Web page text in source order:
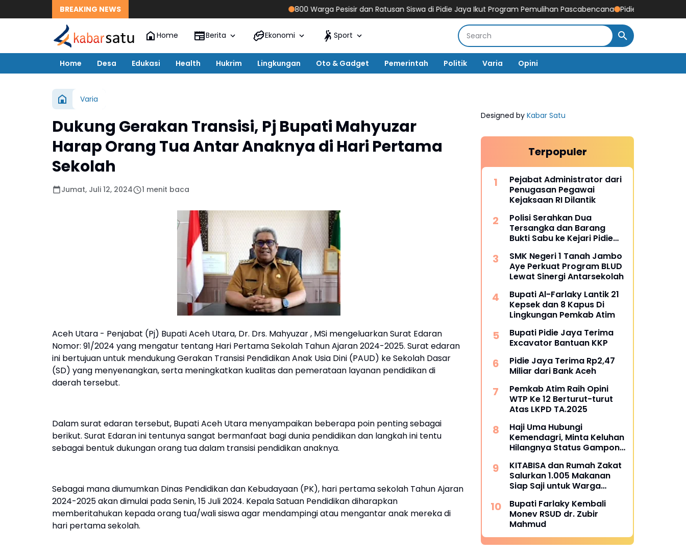
BREAKING NEWS 800 Warga Pesisir dan Ratusan Siswa di Pidie Jaya Ikut Program Pemulihan Pascabencana Pidie Jaya Genjot Sanitasi
Home Berita Ekonomi Sport
Home Desa Edukasi Health Hukrim Lingkungan Oto & Gadget Pemerintah Politik Varia Opini
Varia
Dukung Gerakan Transisi, Pj Bupati Mahyuzar
Harap Orang Tua Antar Anaknya di Hari Pertama
Sekolah
Jumat, Juli 12, 2024 1 menit baca
Aceh Utara - Penjabat (Pj) Bupati Aceh Utara, Dr. Drs. Mahyuzar , MSi mengeluarkan Surat Edaran
Nomor: 91/2024 yang mengatur tentang Hari Pertama Sekolah Tahun Ajaran 2024-2025. Surat edaran
ini bertujuan untuk mendukung Gerakan Transisi Pendidikan Anak Usia Dini (PAUD) ke Sekolah Dasar
(SD) yang menyenangkan, serta meningkatkan kualitas dan pemerataan layanan pendidikan di
daerah tersebut.
Dalam surat edaran tersebut, Bupati Aceh Utara menyampaikan beberapa poin penting sebagai
berikut. Surat Edaran ini tentunya sangat bermanfaat bagi dunia pendidikan dan langkah ini tentu
sebagai bentuk dukungan orang tua dalam transisi pendidikan anaknya.
Sebagai mana diumumkan Dinas Pendidikan dan Kebudayaan (PK), hari pertama sekolah Tahun Ajaran
2024-2025 akan dimulai pada Senin, 15 Juli 2024. Kepala Satuan Pendidikan diharapkan
memberitahukan kepada orang tua/wali siswa agar mendampingi atau mengantar anak mereka di
hari pertama sekolah.
Designed by Kabar Satu
Terpopuler
Pejabat Administrator dari
Penugasan Pegawai
Kejaksaan RI Dilantik
Polisi Serahkan Dua
Tersangka dan Barang
Bukti Sabu ke Kejari Pidie
SMK Negeri 1 Tanah Jambo
Aye Perkuat Program BLUD
Lewat Sinergi Antarsekolah
Bupati Al-Farlaky Lantik 21
Kepsek dan 8 Kapus Di
Lingkungan Pemkab Atim
Bupati Pidie Jaya Terima
Excavator Bantuan KKP
Pidie Jaya Terima Rp2,47
Miliar dari Bank Aceh
Pemkab Atim Raih Opini
WTP Ke 12 Berturut-turut
Atas LKPD TA.2025
Haji Uma Hubungi
Kemendagri, Minta Keluhan
Hilangnya Status Gampong
Ditindaklanjuti
KITABISA dan Rumah Zakat
Salurkan 1.005 Makanan
Siap Saji untuk Warga
Bupati Farlaky Kembali
Monev RSUD dr. Zubir
Mahmud